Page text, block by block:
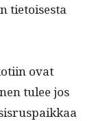
tietois­es­ta
ovat
tulee jos